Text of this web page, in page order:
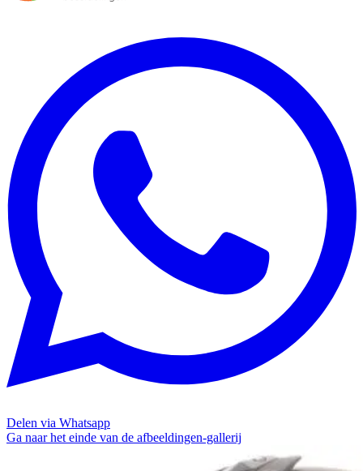
Delen via Whatsapp
Ga naar het einde van de afbeeldingen-gallerij